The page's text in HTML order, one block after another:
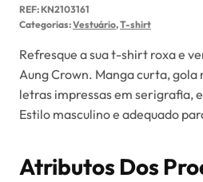
REF:KN2103161
Categorias:Vestuário,T-shirt
Refresque a sua t-shirt roxa e
Aung Crown. Manga curta, gola
letras impressas em serigrafia,
Estilo masculino e adequado
Atributos Dos